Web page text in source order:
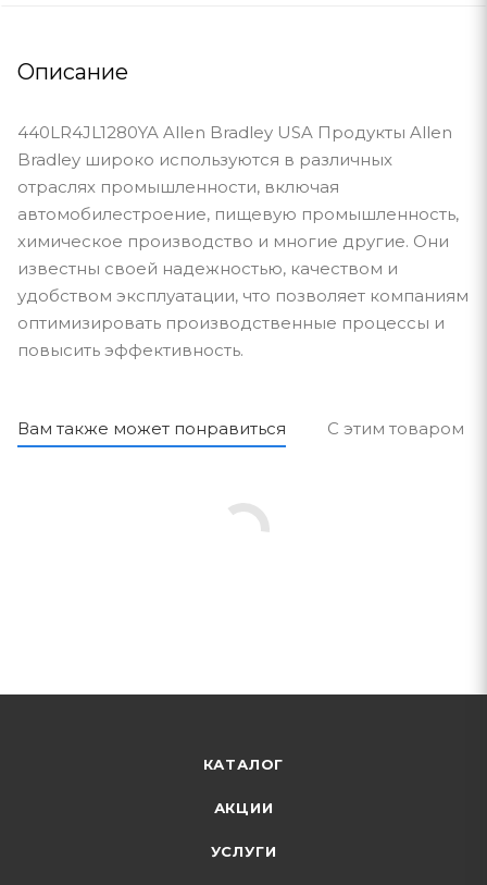
Описание
440LR4JL1280YA Allen Bradley USA Продукты Allen
Bradley широко используются в различных
отраслях промышленности, включая
автомобилестроение, пищевую промышленность,
химическое производство и многие другие. Они
известны своей надежностью, качеством и
удобством эксплуатации, что позволяет компаниям
оптимизировать производственные процессы и
повысить эффективность.
Вам также может понравиться С этим товаром
КАТАЛОГ
АКЦИИ
УСЛУГИ